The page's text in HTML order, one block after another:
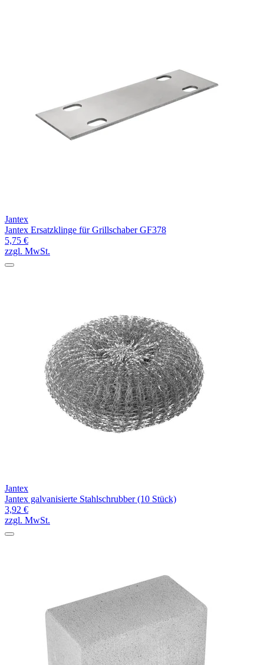
Jantex
Jantex Ersatzklinge für Grillschaber GF378
5,75 €
zzgl. MwSt.
Jantex
Jantex galvanisierte Stahlschrubber (10 Stück)
3,92 €
zzgl. MwSt.